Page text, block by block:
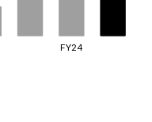
FY24